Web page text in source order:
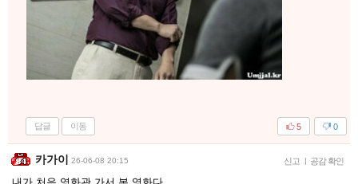
답글 이동 0
5
카가이 26-06-08 20:15 신고 | 공감 확인